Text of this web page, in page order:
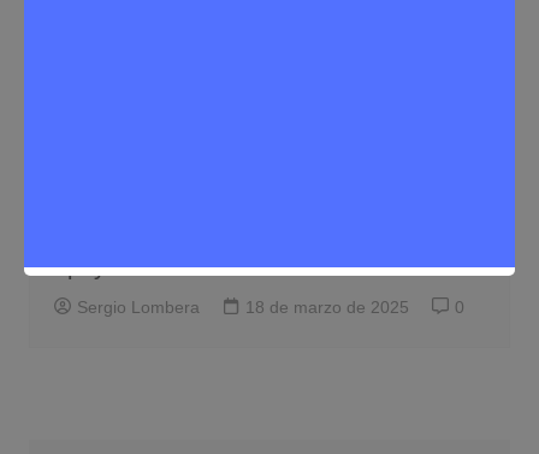
apoyo de Rivas
Sergio Lombera 18 de marzo de 2025 0